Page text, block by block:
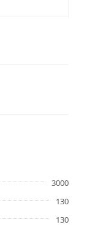
3000
130
130